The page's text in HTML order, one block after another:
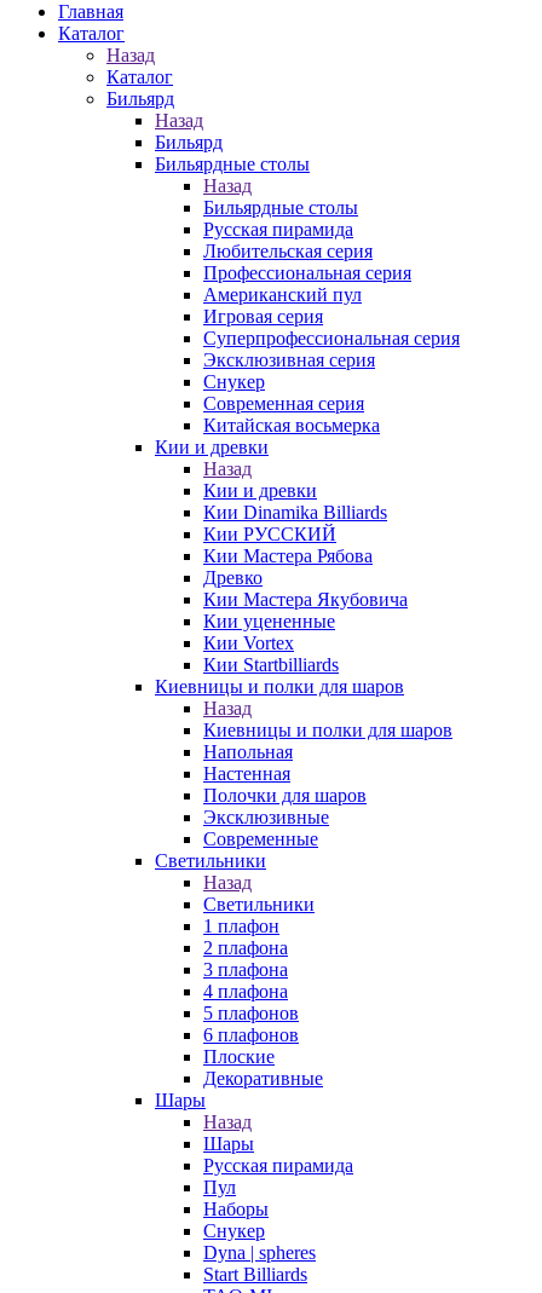
Главная
Каталог
Назад
Каталог
Бильярд
Назад
Бильярд
Бильярдные столы
Назад
Бильярдные столы
Русская пирамида
Любительская серия
Профессиональная серия
Американский пул
Игровая серия
Суперпрофессиональная серия
Эксклюзивная серия
Снукер
Современная серия
Китайская восьмерка
Кии и древки
Назад
Кии и древки
Кии Dinamika Billiards
Кии РУССКИЙ
Кии Мастера Рябова
Древко
Кии Мастера Якубовича
Кии уцененные
Кии Vortex
Кии Startbilliards
Киевницы и полки для шаров
Назад
Киевницы и полки для шаров
Напольная
Настенная
Полочки для шаров
Эксклюзивные
Современные
Светильники
Назад
Светильники
1 плафон
2 плафона
3 плафона
4 плафона
5 плафонов
6 плафонов
Плоские
Декоративные
Шары
Назад
Шары
Русская пирамида
Пул
Наборы
Снукер
Dyna | spheres
Start Billiards